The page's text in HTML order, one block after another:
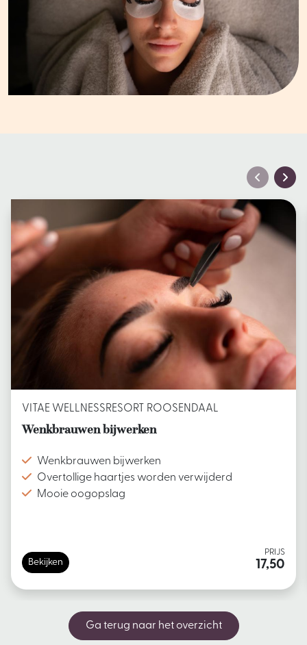
VITAE WELLNESSRESORT ROOSENDAAL
Wenkbrauwen bijwerken
Wenkbrauwen bijwerken
Overtollige haartjes worden verwijderd
Mooie oogopslag
Bekijken
PRIJS
17,50
Ga terug naar het overzicht